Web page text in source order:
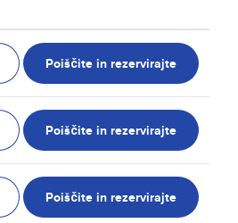
Poiščite in rezervirajte
Poiščite in rezervirajte
Poiščite in rezervirajte